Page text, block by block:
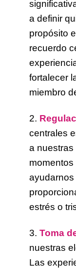
a definir
propósito
recuerdo
fortalecer
miembro
2.
centrales
a
estrés o
3. Toma
nuestras
Las